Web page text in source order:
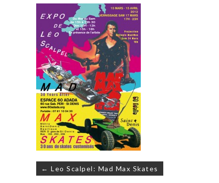
Navigation
de
← Leo Scalpel: Mad Max Skates